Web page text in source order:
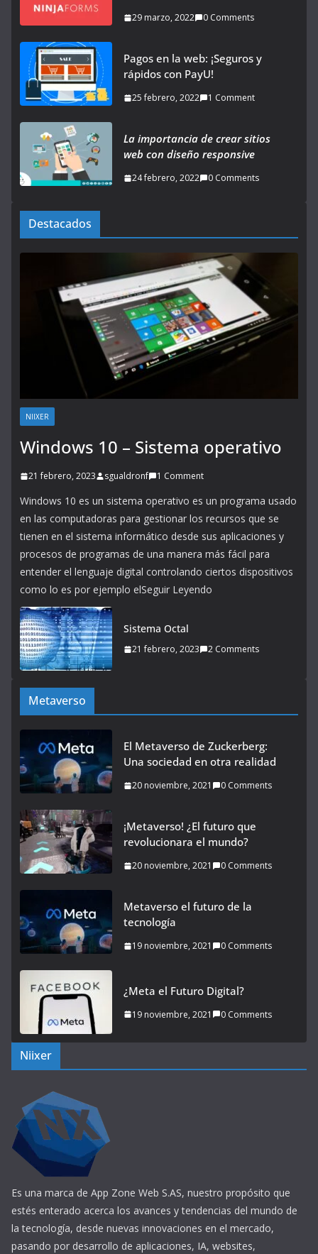
29 marzo, 2022 0 Comments
Pagos en la web: ¡Seguros y
rápidos con PayU!
25 febrero, 2022 1 Comment
La importancia de crear sitios
web con diseño responsive
24 febrero, 2022 0 Comments
Destacados
NIIXER
Windows 10 – Sistema operativo
21 febrero, 2023 sgualdronf 1 Comment
Windows 10 es un sistema operativo es un programa usado
en las computadoras para gestionar los recursos que se
tienen en el sistema informático desde sus aplicaciones y
procesos de programas de una manera más fácil para
entender el lenguaje digital controlando ciertos dispositivos
como lo es por ejemplo elSeguir Leyendo
Sistema Octal
21 febrero, 2023 2 Comments
Metaverso
El Metaverso de Zuckerberg:
Una sociedad en otra realidad
20 noviembre, 2021 0 Comments
¡Metaverso! ¿El futuro que
revolucionara el mundo?
20 noviembre, 2021 0 Comments
Metaverso el futuro de la
tecnología
19 noviembre, 2021 0 Comments
¿Meta el Futuro Digital?
19 noviembre, 2021 0 Comments
Niixer
Es una marca de App Zone Web S.AS, nuestro propósito que
estés enterado acerca los avances y tendencias del mundo de
la tecnología, desde nuevas innovaciones en el mercado,
pasando por desarrollo de aplicaciones, IA, websites,